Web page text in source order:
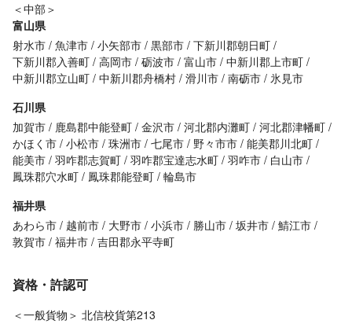
＜中部＞
富山県
射水市 魚津市 小矢部市 黒部市 下新川郡朝日町
下新川郡入善町 高岡市 砺波市 富山市 中新川郡上市町
中新川郡立山町 中新川郡舟橋村 滑川市 南砺市 氷見市
石川県
加賀市
鹿島郡中能登町 金沢市 河北郡内灘町 河北郡津幡町
かほく市 小松市 珠洲市 七尾市 野々市市 能美郡川北町
能美市 羽咋郡志賀町 羽咋郡宝達志水町 羽咋市
白山市
鳳珠郡穴水町
鳳珠郡能登町 輪島市
福井県
あわら市
越前市 大野市 小浜市 勝山市 坂井市 鯖江市
敦賀市 福井市 吉田郡永平寺町
資格・許認可
＜一般貨物＞ 北信校貨第213